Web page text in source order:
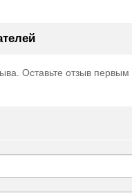
Оставьте отзыв первым